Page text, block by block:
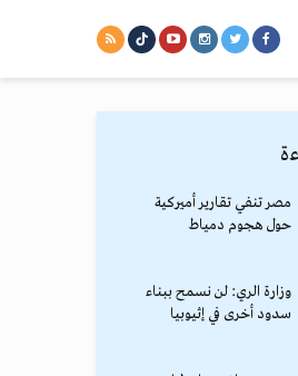
مصر تنفي تقارير أميركية
حول هجوم دمياط
وزارة الري: لن نسمح ببناء
سدود أخرى في إثيوبيا